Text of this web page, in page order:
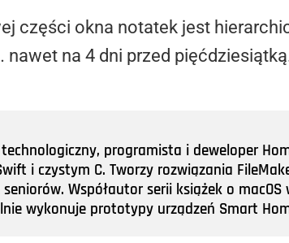
części okna notatek jest
nawet na 4 dni przed
programista i deweloper
i czystym C. Tworzy rozwiązania
Współautor serii książek o
wykonuje prototypy urządzeń Smart